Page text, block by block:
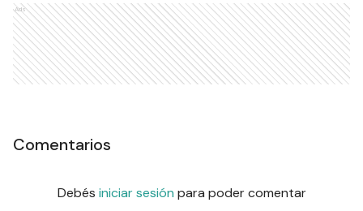
Ads
Comentarios
Debés iniciar sesión para poder comentar